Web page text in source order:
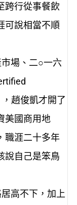
跨行從事餐飲
可說相當不順
場、二○一六
趙俊凱才開了
美國商用地
職涯二十多年
說自己是笨鳥
高不下，加上